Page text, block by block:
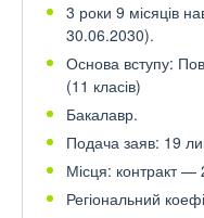
3 роки 9 місяців
30.06.2030).
Основа вступу:
(11 класів)
Бакалавр.
Подача заяв: 19
Місця: контракт —
Регіональний